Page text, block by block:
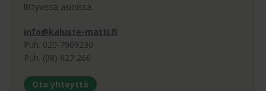
liittyvissä asioissa.
info@kaluste-matti.fi
Puh. 020-7969230
Puh. (08) 627 266
Ota yhteyttä